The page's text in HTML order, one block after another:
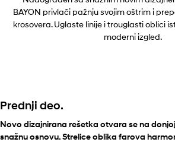
BAYON privlači pažnju svojim oštrim i
krosovera. Uglaste linije i trouglasti oblici
moderni izgled.
Prednji deo.
Novo dizajnirana rešetka otvara se na
snažnu osnovu. Strelice oblika farova